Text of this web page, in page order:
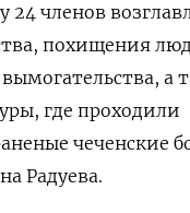
24 членов
похищения
а
где проходили
чеченские
Радуева.